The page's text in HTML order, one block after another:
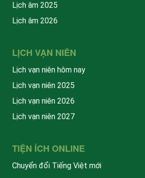
Lịch âm 2025
Lịch âm 2026
LỊCH VẠN NIÊN
Lịch vạn niên hôm nay
Lịch vạn niên 2025
Lịch vạn niên 2026
Lịch vạn niên 2027
TIỆN ÍCH ONLINE
Chuyển đổi Tiếng Việt mới